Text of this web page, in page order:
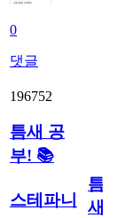
0
댓글
196752
틈새 공
부! 📚
스테파니
틈
새